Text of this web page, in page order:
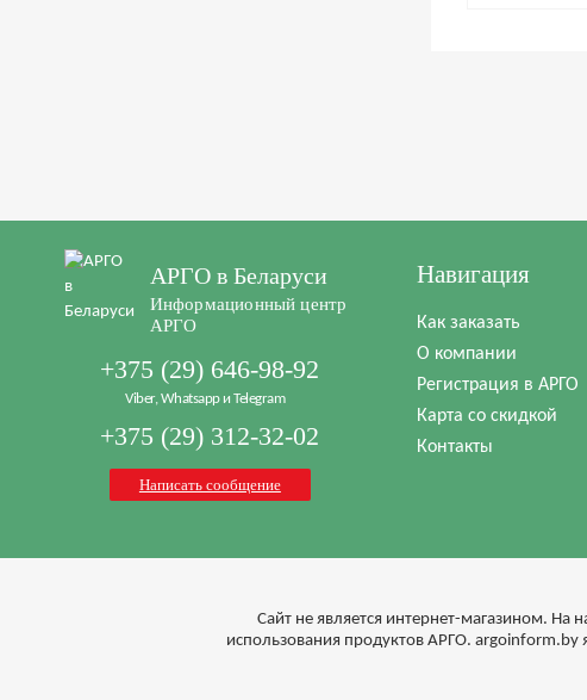
АРГО в Беларуси
Информационный центр
АРГО
+375 (29) 646-98-92
Viber, Whatsapp и Telegram
+375 (29) 312-32-02
Написать сообщение
Навигация
Как заказать
О компании
Регистрация в АРГО
Карта со скидкой
Контакты
Cайт не является интернет-магазином. На
использования продуктов АРГО.